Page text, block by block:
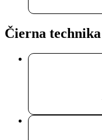
Čierna technika